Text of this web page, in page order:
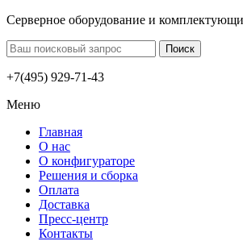
Серверное оборудование и
+7(495) 929-71-43
Меню
Главная
О нас
О конфигураторе
Решения и сборка
Оплата
Доставка
Пресс-центр
Контакты